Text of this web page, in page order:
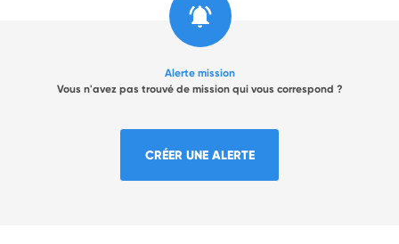
Alerte mission
Vous n'avez pas trouvé de mission qui vous correspond ?
CRÉER UNE ALERTE